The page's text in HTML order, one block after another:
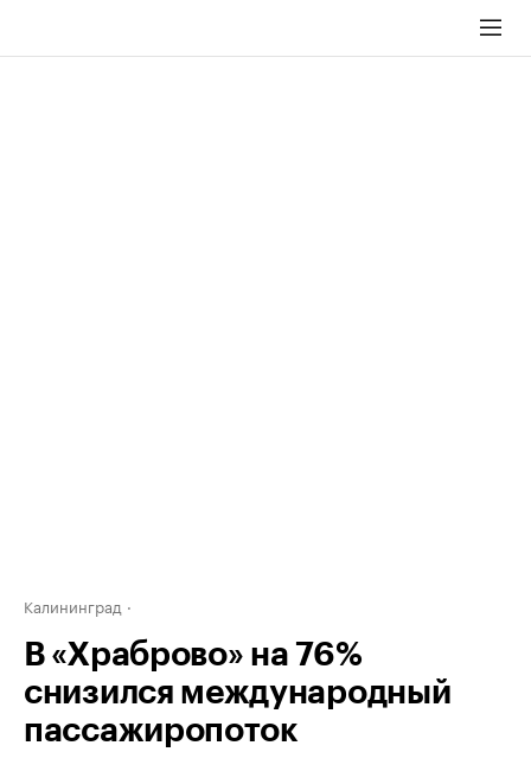
Калининград
В «Храброво» на 76%
снизился международный
пассажиропоток